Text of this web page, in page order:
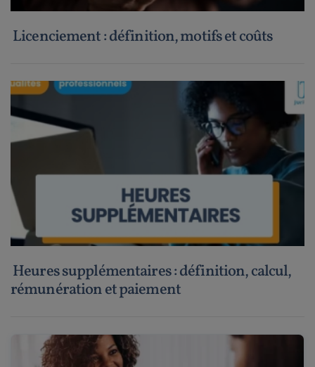
Licenciement : définition, motifs et coûts
Heures supplémentaires : définition, calcul,
rémunération et paiement